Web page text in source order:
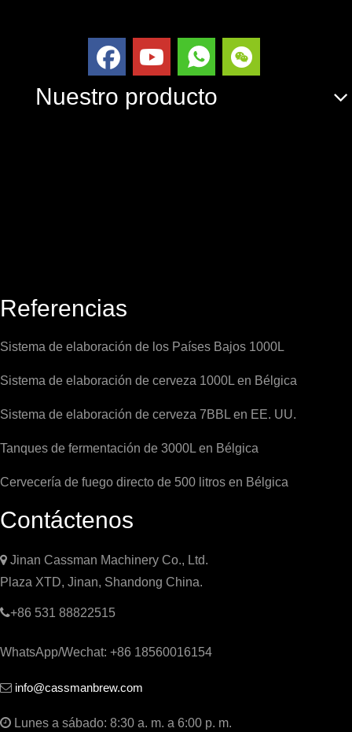
Nuestro producto
Referencias
Sistema de elaboración de los Países Bajos 1000L
Sistema de elaboración de cerveza 1000L en Bélgica
Sistema de elaboración de cerveza 7BBL en EE. UU.
Tanques de fermentación de 3000L en Bélgica
Cervecería de fuego directo de 500 litros en Bélgica
Contáctenos
 Jinan Cassman Machinery Co., Ltd.
Plaza XTD, Jinan, Shandong China.
+86 531 88822515
WhatsApp/Wechat: +86 18560016154
 info@cassmanbrew.com
 Lunes a sábado: 8:30 a. m. a 6:00 p. m.